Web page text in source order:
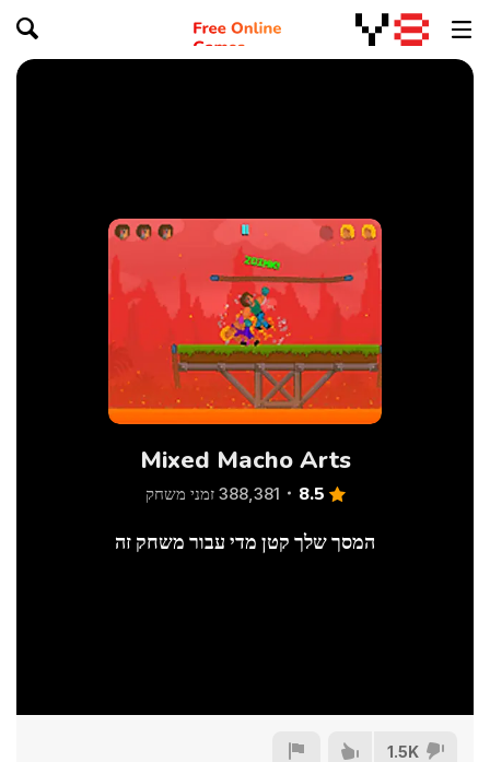
Mixed Macho Arts
8.5 388,381 זמני משחק
המסך שלך קטן מדי עבור משחק זה
1.5K